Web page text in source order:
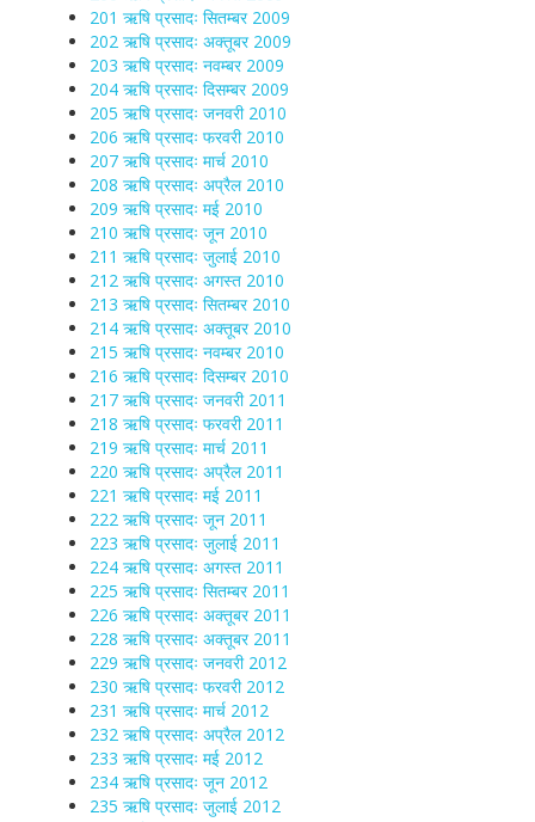
201 ऋषि प्रसादः सितम्बर 2009
202 ऋषि प्रसादः अक्तूबर 2009
203 ऋषि प्रसादः नवम्बर 2009
204 ऋषि प्रसादः दिसम्बर 2009
205 ऋषि प्रसादः जनवरी 2010
206 ऋषि प्रसादः फरवरी 2010
207 ऋषि प्रसादः मार्च 2010
208 ऋषि प्रसादः अप्रैल 2010
209 ऋषि प्रसादः मई 2010
210 ऋषि प्रसादः जून 2010
211 ऋषि प्रसादः जुलाई 2010
212 ऋषि प्रसादः अगस्त 2010
213 ऋषि प्रसादः सितम्बर 2010
214 ऋषि प्रसादः अक्तूबर 2010
215 ऋषि प्रसादः नवम्बर 2010
216 ऋषि प्रसादः दिसम्बर 2010
217 ऋषि प्रसादः जनवरी 2011
218 ऋषि प्रसादः फरवरी 2011
219 ऋषि प्रसादः मार्च 2011
220 ऋषि प्रसादः अप्रैल 2011
221 ऋषि प्रसादः मई 2011
222 ऋषि प्रसादः जून 2011
223 ऋषि प्रसादः जुलाई 2011
224 ऋषि प्रसादः अगस्त 2011
225 ऋषि प्रसादः सितम्बर 2011
226 ऋषि प्रसादः अक्तूबर 2011
228 ऋषि प्रसादः अक्तूबर 2011
229 ऋषि प्रसादः जनवरी 2012
230 ऋषि प्रसादः फरवरी 2012
231 ऋषि प्रसादः मार्च 2012
232 ऋषि प्रसादः अप्रैल 2012
233 ऋषि प्रसादः मई 2012
234 ऋषि प्रसादः जून 2012
235 ऋषि प्रसादः जुलाई 2012